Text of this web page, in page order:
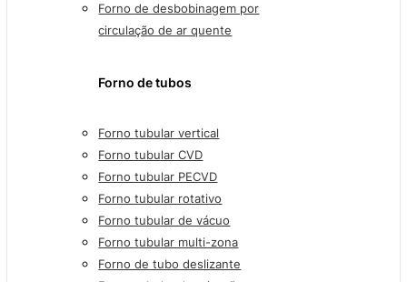
Forno de desbobinagem por
circulação de ar quente
Forno de tubos
Forno tubular vertical
Forno tubular CVD
Forno tubular PECVD
Forno tubular rotativo
Forno tubular de vácuo
Forno tubular multi-zona
Forno de tubo deslizante